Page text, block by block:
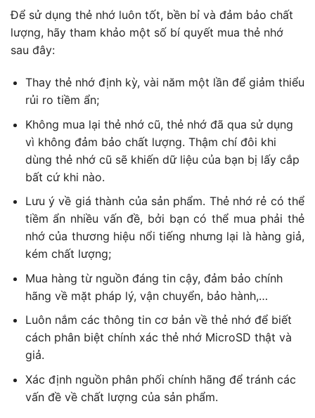
Để sử dụng thẻ nhớ luôn tốt, bền bỉ và đảm bảo chất
lượng, hãy tham khảo một số bí quyết mua thẻ nhớ
sau đây:
Thay thẻ nhớ định kỳ, vài năm một lần để giảm thiểu
rủi ro tiềm ẩn;
Không mua lại thẻ nhớ cũ, thẻ nhớ đã qua sử dụng
vì không đảm bảo chất lượng. Thậm chí đôi khi
dùng thẻ nhớ cũ sẽ khiến dữ liệu của bạn bị lấy cắp
bất cứ khi nào.
Lưu ý về giá thành của sản phẩm. Thẻ nhớ rẻ có thể
tiềm ẩn nhiều vấn đề, bởi bạn có thể mua phải thẻ
nhớ của thương hiệu nổi tiếng nhưng lại là hàng giả,
kém chất lượng;
Mua hàng từ nguồn đáng tin cậy, đảm bảo chính
hãng về mặt pháp lý, vận chuyển, bảo hành,…
Luôn nắm các thông tin cơ bản về thẻ nhớ để biết
cách phân biệt chính xác thẻ nhớ MicroSD thật và
giả.
Xác định nguồn phân phối chính hãng để tránh các
vấn đề về chất lượng của sản phẩm.